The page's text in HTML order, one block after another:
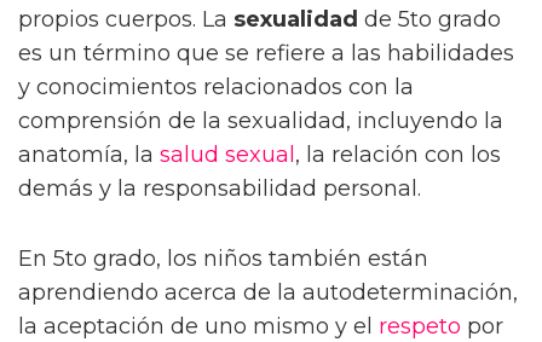
propios cuerpos. La sexualidad de 5to grado
es un término que se refiere a las habilidades
y conocimientos relacionados con la
comprensión de la sexualidad, incluyendo la
anatomía, la salud sexual , la relación con los
demás y la responsabilidad personal.
En 5to grado, los niños también están
aprendiendo acerca de la autodeterminación,
la aceptación de uno mismo y el respeto por